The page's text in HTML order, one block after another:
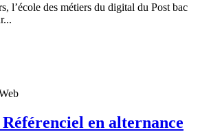
l’école des métiers du digital du Post bac
en alternance